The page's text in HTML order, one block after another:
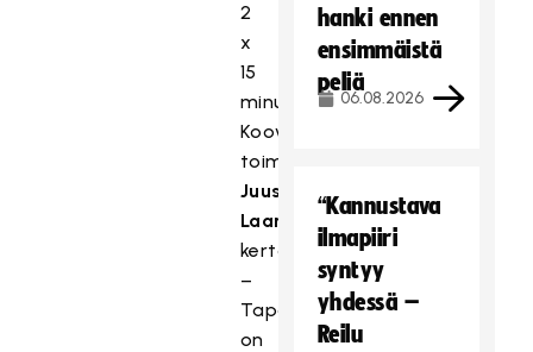
2
x
15
minuuttia,
Kooveen
toiminnanjohtaja
Juuso
Laamanen
kertoo.
–
Tapahtumalla
on
hanki ennen
ensimmäistä
peliä
06.08.2026
“Kannustava
ilmapiiri
syntyy
yhdessä –
Reilu